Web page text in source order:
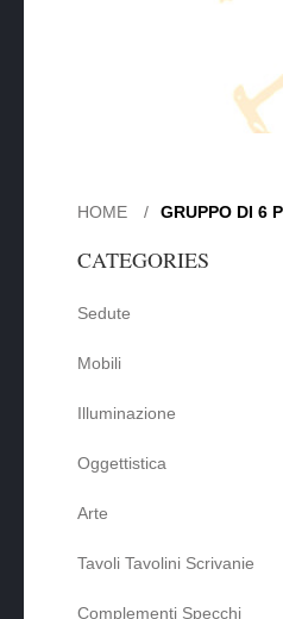
HOME GRUPPO DI 6
CATEGORIES
Sedute
Mobili
Illuminazione
Oggettistica
Arte
Tavoli Tavolini Scrivanie
Complementi Specchi